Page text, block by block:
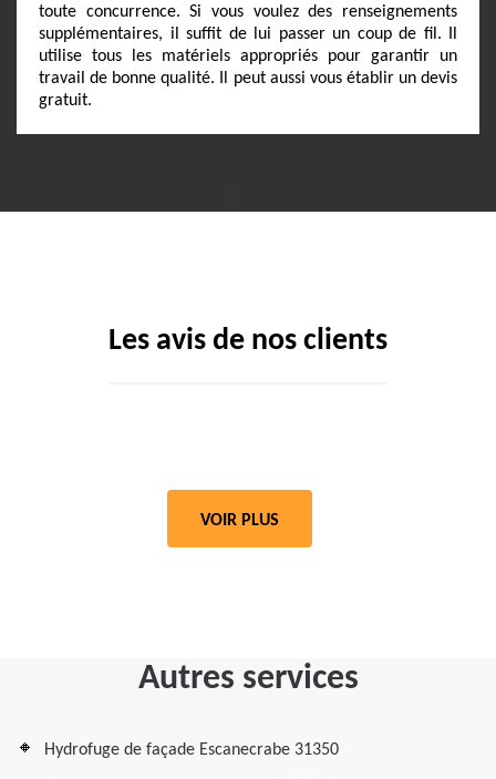
toute concurrence. Si vous voulez des renseignements
supplémentaires, il suffit de lui passer un coup de fil. Il
utilise tous les matériels appropriés pour garantir un
travail de bonne qualité. Il peut aussi vous établir un devis
gratuit.
Les avis de nos clients
VOIR PLUS
Autres services
Hydrofuge de façade Escanecrabe 31350